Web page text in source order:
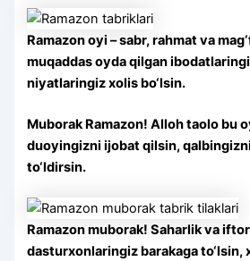
Ramazon oyi – sabr, rahmat va
muqaddas oyda qilgan
niyatlaringiz xolis bo‘lsin.
Muborak Ramazon! Alloh taolo bu
duoyingizni ijobat qilsin,
to‘ldirsin.
Ramazon muborak! Saharlik va
dasturxonlaringiz barakaga to‘lsin,